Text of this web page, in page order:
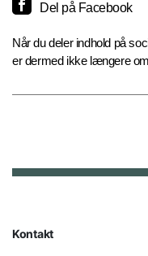
Del på Facebook
Når du deler indhold på
er dermed ikke længere
Kontakt